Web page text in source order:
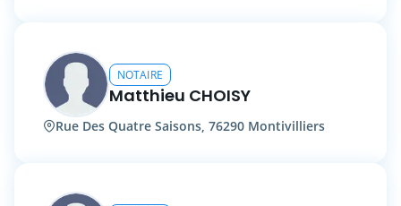
NOTAIRE
Matthieu CHOISY
Rue Des Quatre Saisons, 76290 Montivilliers